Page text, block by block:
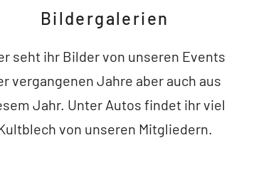
Bildergalerien
seht ihr Bilder von unseren Events
vergangenen Jahre aber auch aus
Jahr. Unter Autos findet ihr viel
von unseren Mitgliedern.